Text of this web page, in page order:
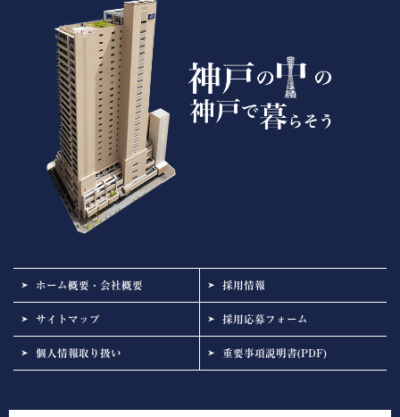
ホーム概要・会社概要 採用情報
サイトマップ 採用応募フォーム
個人情報取り扱い 重要事項説明書(PDF)